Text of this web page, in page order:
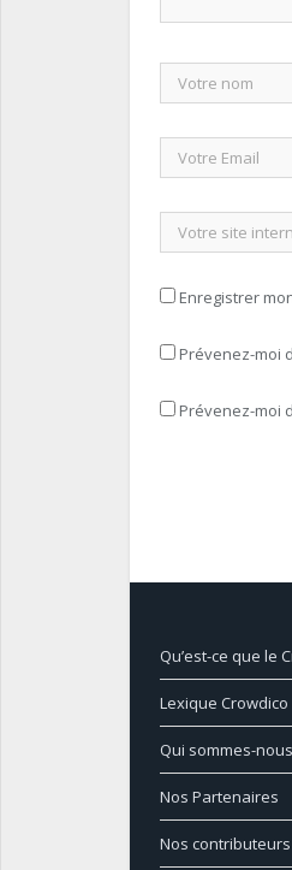
Enregistrer
Prévenez-moi
Prévenez-moi
Qu’est-ce que le
Lexique Crowdico
Qui sommes-
Nos Partenaires
Nos contributeurs